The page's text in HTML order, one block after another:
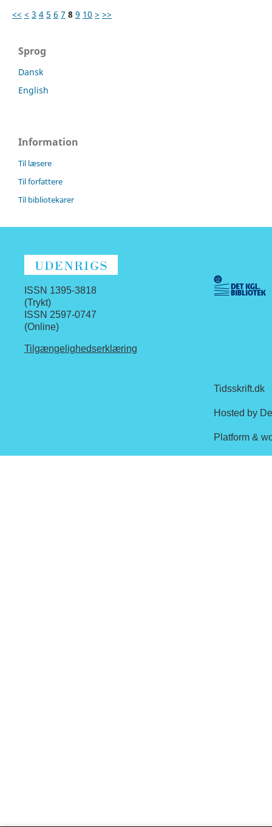
<< < 3 4 5 6 7 8 9 10 > >>
Sprog
Dansk
English
Information
Til læsere
Til forfattere
Til bibliotekarer
ISSN 1395-3818
(Trykt)
ISSN 2597-0747
(Online)
Tilgængelighedserklæring